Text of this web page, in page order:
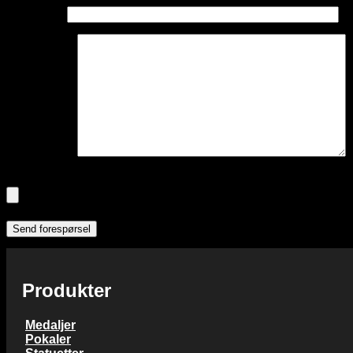
Produkter
Medaljer
Pokaler